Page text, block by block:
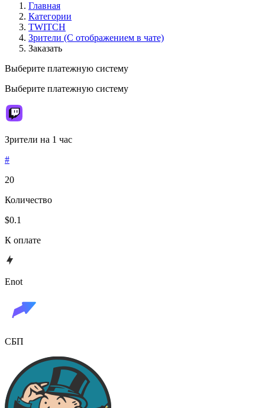
Главная
Категории
TWITCH
Зрители (C отображением в чате)
Заказать
Выберите платежную систему
Выберите платежную систему
Зрители на 1 час
#
20
Количество
$0.1
К оплате
Enot
СБП